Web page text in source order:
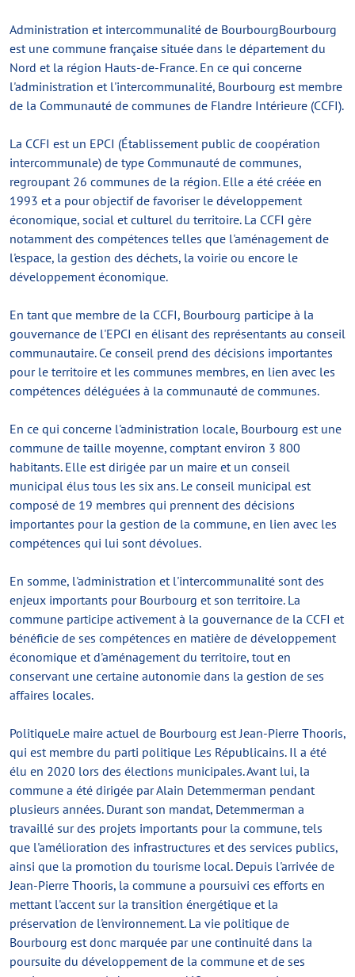
Administration et intercommunalité de BourbourgBourbourg
est une commune française située dans le département du
Nord et la région Hauts-de-France. En ce qui concerne
l'administration et l'intercommunalité, Bourbourg est membre
de la Communauté de communes de Flandre Intérieure (CCFI).
La CCFI est un EPCI (Établissement public de coopération
intercommunale) de type Communauté de communes,
regroupant 26 communes de la région. Elle a été créée en
1993 et a pour objectif de favoriser le développement
économique, social et culturel du territoire. La CCFI gère
notamment des compétences telles que l'aménagement de
l'espace, la gestion des déchets, la voirie ou encore le
développement économique.
En tant que membre de la CCFI, Bourbourg participe à la
gouvernance de l'EPCI en élisant des représentants au conseil
communautaire. Ce conseil prend des décisions importantes
pour le territoire et les communes membres, en lien avec les
compétences déléguées à la communauté de communes.
En ce qui concerne l'administration locale, Bourbourg est une
commune de taille moyenne, comptant environ 3 800
habitants. Elle est dirigée par un maire et un conseil
municipal élus tous les six ans. Le conseil municipal est
composé de 19 membres qui prennent des décisions
importantes pour la gestion de la commune, en lien avec les
compétences qui lui sont dévolues.
En somme, l'administration et l'intercommunalité sont des
enjeux importants pour Bourbourg et son territoire. La
commune participe activement à la gouvernance de la CCFI et
bénéficie de ses compétences en matière de développement
économique et d'aménagement du territoire, tout en
conservant une certaine autonomie dans la gestion de ses
affaires locales.
PolitiqueLe maire actuel de Bourbourg est Jean-Pierre Thooris,
qui est membre du parti politique Les Républicains. Il a été
élu en 2020 lors des élections municipales. Avant lui, la
commune a été dirigée par Alain Detemmerman pendant
plusieurs années. Durant son mandat, Detemmerman a
travaillé sur des projets importants pour la commune, tels
que l'amélioration des infrastructures et des services publics,
ainsi que la promotion du tourisme local. Depuis l'arrivée de
Jean-Pierre Thooris, la commune a poursuivi ces efforts en
mettant l'accent sur la transition énergétique et la
préservation de l'environnement. La vie politique de
Bourbourg est donc marquée par une continuité dans la
poursuite du développement de la commune et de ses